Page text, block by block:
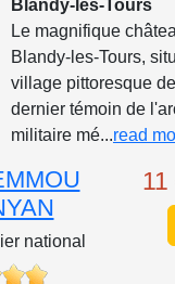
Blandy-les-Tours
Le magnifique
Blandy-les-Tours,
village pittoresque
dernier témoin de
militaire mé...read
national
11